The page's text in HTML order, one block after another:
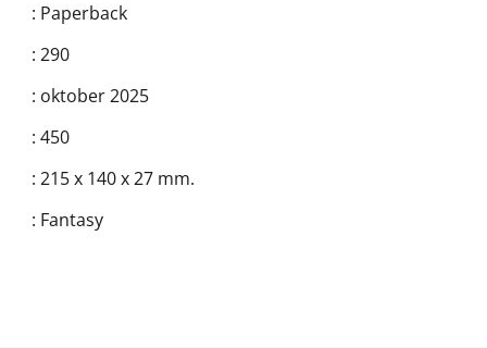
: Paperback
: 290
: oktober 2025
: 450
: 215 x 140 x 27 mm.
: Fantasy